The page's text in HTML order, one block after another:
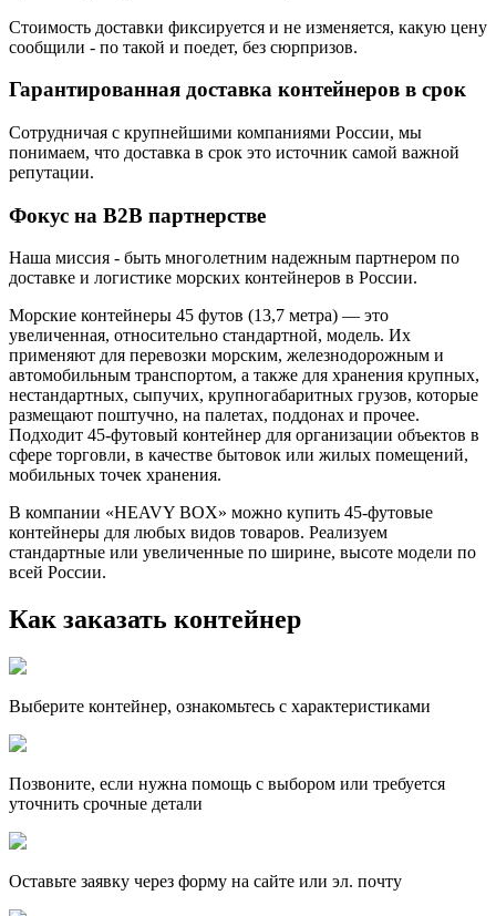
Стоимость доставки фиксируется и не изменяется, какую цену
сообщили - по такой и поедет, без сюрпризов.
Гарантированная доставка контейнеров в срок
Сотрудничая с крупнейшими компаниями России, мы
понимаем, что доставка в срок это источник самой важной
репутации.
Фокус на B2B партнерстве
Наша миссия - быть многолетним надежным партнером по
доставке и логистике морских контейнеров в России.
Морские контейнеры 45 футов (13,7 метра) — это
увеличенная, относительно стандартной, модель. Их
применяют для перевозки морским, железнодорожным и
автомобильным транспортом, а также для хранения крупных,
нестандартных, сыпучих, крупногабаритных грузов, которые
размещают поштучно, на палетах, поддонах и прочее.
Подходит 45-футовый контейнер для организации объектов в
сфере торговли, в качестве бытовок или жилых помещений,
мобильных точек хранения.
В компании «HEAVY BOX» можно купить 45-футовые
контейнеры для любых видов товаров. Реализуем
стандартные или увеличенные по ширине, высоте модели по
всей России.
Как заказать контейнер
Выберите контейнер, ознакомьтесь с характеристиками
Позвоните, если нужна помощь с выбором или требуется
уточнить срочные детали
Оставьте заявку через форму на сайте или эл. почту